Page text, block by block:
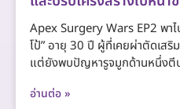
Apex Surgery Wars EP2 พา
โป้” อายุ 30 ปี ผู้ที่เคยผ่าตัดเส
แต่ยังพบปัญหารูจมูกด้านหนึ่งตี
อ่านต่อ »